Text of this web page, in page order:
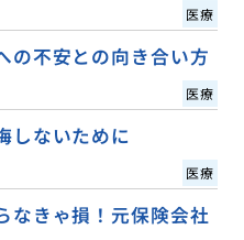
医療
の不安との向き合い方
医療
しないために
医療
なきゃ損！元保険会社